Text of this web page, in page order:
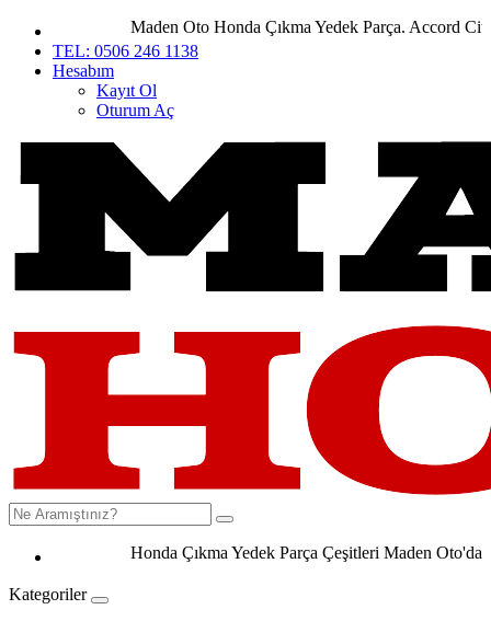
Maden Oto Honda Çıkma Yedek Parça. Accord City
TEL: 0506 246 1138
Hesabım
Kayıt Ol
Oturum Aç
Honda Çıkma Yedek Parça Çeşitleri Maden Oto'da 0506
Kategoriler